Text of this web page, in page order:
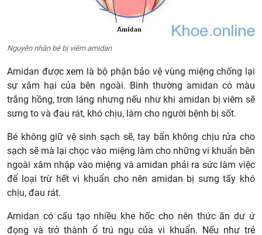
Nguyên nhân bé bị viêm amidan
Amidan được xem là bộ phận bảo vệ vùng miệng chống lại
sự xâm hại của bên ngoài. Bình thường amidan có màu
trắng hồng, trơn láng nhưng nếu như khi amidan bị viêm sẽ
sưng to và đau rát, khó chịu, làm cho người bệnh bị sốt.
Bé không giữ vệ sinh sạch sẽ, tay bẩn không chịu rửa cho
sạch sẽ mà lại chọc vào miệng làm cho những vi khuẩn bên
ngoài xâm nhập vào miệng và amidan phải ra sức làm việc
để loại trừ hết vi khuẩn cho nên amidan bị sưng tấy khó
chịu, đau rát.
Amidan có cấu tạo nhiều khe hốc cho nên thức ăn dư ứ
đọng và trở thành ổ trú ngụ của vi khuẩn. Nếu như trẻ